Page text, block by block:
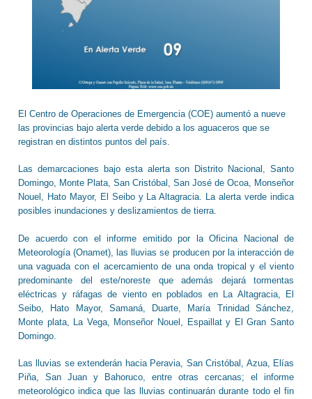
El Centro de Operaciones de Emergencia (COE) aumentó a nueve
las provincias bajo alerta verde debido a los aguaceros que se
registran en distintos puntos del país.
Las demarcaciones bajo esta alerta son Distrito Nacional, Santo
Domingo, Monte Plata, San Cristóbal, San José de Ocoa, Monseñor
Nouel, Hato Mayor, El Seibo y La Altagracia. La alerta verde indica
posibles inundaciones y deslizamientos de tierra.
De acuerdo con el informe emitido por la Oficina Nacional de
Meteorología (Onamet), las lluvias se producen por la interacción de
una vaguada con el acercamiento de una onda tropical y el viento
predominante del este/noreste que además dejará tormentas
eléctricas y ráfagas de viento en poblados en La Altagracia, El
Seibo, Hato Mayor, Samaná, Duarte, María Trinidad Sánchez,
Monte plata, La Vega, Monseñor Nouel, Espaillat y El Gran Santo
Domingo.
Las lluvias se extenderán hacia Peravia, San Cristóbal, Azua, Elías
Piña, San Juan y Bahoruco, entre otras cercanas; el informe
meteorológico indica que las lluvias continuarán durante todo el fin